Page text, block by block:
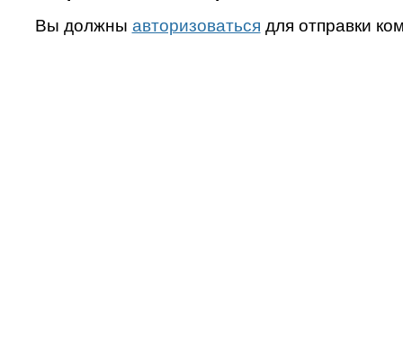
Вы должны авторизоваться для отправки